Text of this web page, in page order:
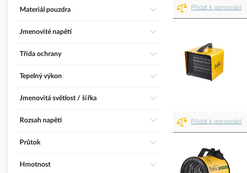
Přidat k porovnání
Přidat k porovnání
Materiál pouzdra
Jmenovité napětí
třída ochrany
Tepelný výkon
Jmenovitá světlost / šířka
Rozsah napětí
Průtok
Hmotnost